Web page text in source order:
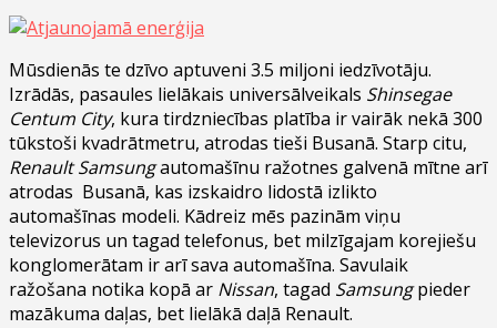
Mūsdienās te dzīvo aptuveni 3.5 miljoni iedzīvotāju.
Izrādās, pasaules lielākais universālveikals Shinsegae
Centum City, kura tirdzniecības platība ir vairāk nekā 300
tūkstoši kvadrātmetru, atrodas tieši Busanā. Starp citu,
Renault Samsungautomašīnu ražotnes galvenā mītne arī
atrodas Busanā, kas izskaidro lidostā izlikto
automašīnas modeli. Kādreiz mēs pazinām viņu
televizorus un tagad telefonus, bet milzīgajam korejiešu
konglomerātam ir arī sava automašīna. Savulaik
ražošana notika kopā ar Nissan, tagad Samsungpieder
mazākuma daļas, bet lielākā daļā Renault.